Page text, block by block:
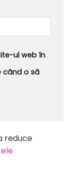
ul web în
când o să
reduce